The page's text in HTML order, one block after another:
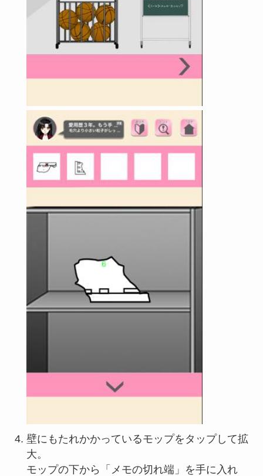
壁にもたれかかっているモップをタップして拡
大。
モップの下から「メモの切れ端」を手に入れ